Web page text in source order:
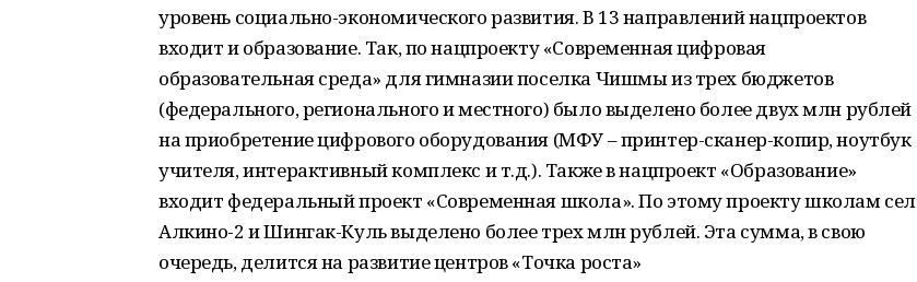
уровень социально-экономического развития. В 13 направлений нацпроектов
входит и образование. Так, по нацпроекту «Современная цифровая
образовательная среда» для гимназии поселка Чишмы из трех бюджетов
(федерального, регионального и местного) было выделено более двух млн рублей
на приобретение цифрового оборудования (МФУ – принтер-сканер-копир, ноутбук
учителя, интерактивный комплекс и т.д.). Также в нацпроект «Образование»
входит федеральный проект «Современная школа». По этому проекту школам сел
Алкино-2 и Шингак-Куль выделено более трех млн рублей. Эта сумма, в свою
очередь, делится на развитие центров «Точка роста»